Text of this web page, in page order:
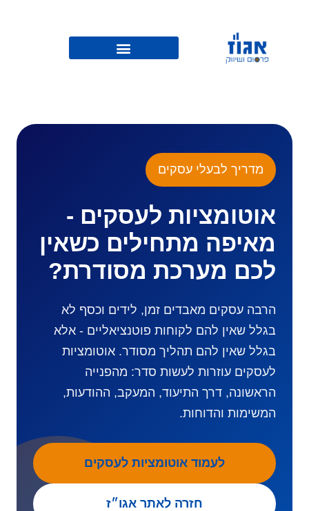
מדריך לבעלי עסקים
אוטומציות לעסקים -
מאיפה מתחילים כשאין
לכם מערכת מסודרת?
הרבה עסקים מאבדים זמן, לידים וכסף לא
בגלל שאין להם לקוחות פוטנציאליים - אלא
בגלל שאין להם תהליך מסודר. אוטומציות
לעסקים עוזרות לעשות סדר: מהפנייה
הראשונה, דרך התיעוד, המעקב, ההודעות,
המשימות והדוחות.
לעמוד אוטומציות לעסקים
חזרה לאתר אגו״ז